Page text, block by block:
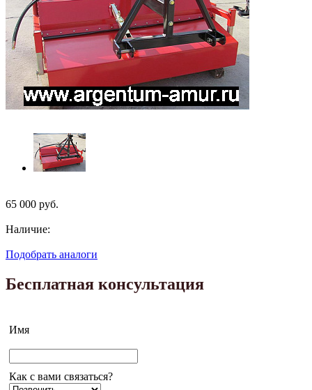
65 000 руб.
Наличие:
Подобрать аналоги
Бесплатная консультация
Имя
Как с вами связаться?